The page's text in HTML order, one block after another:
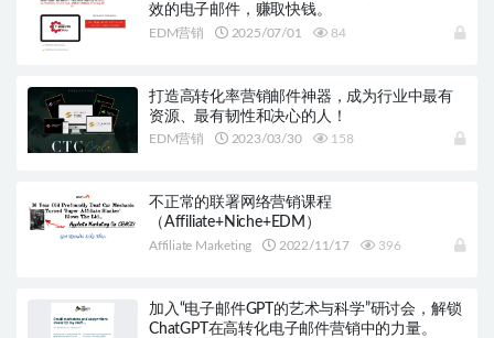
效的电子邮件，赚取快钱。
EDM营销 2025/07/01 84
打造高转化率营销邮件神器，成为行业中最有
资源、最有韧性和决心的人！
EDM营销 2023/03/30 158
不正常的联署网络营销课程
（Affiliate+Niche+EDM）
Affiliate Marketing 2022/11/17 396
加入“电子邮件GPT的艺术与科学”研讨会，解锁
ChatGPT在高转化电子邮件营销中的力量。